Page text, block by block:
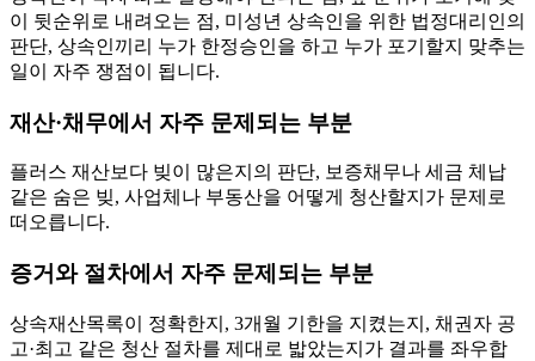
이 뒷순위로 내려오는 점, 미성년 상속인을 위한 법정대리인의
판단, 상속인끼리 누가 한정승인을 하고 누가 포기할지 맞추는
일이 자주 쟁점이 됩니다.
재산·채무에서 자주 문제되는 부분
플러스 재산보다 빚이 많은지의 판단, 보증채무나 세금 체납
같은 숨은 빚, 사업체나 부동산을 어떻게 청산할지가 문제로
떠오릅니다.
증거와 절차에서 자주 문제되는 부분
상속재산목록이 정확한지, 3개월 기한을 지켰는지, 채권자 공
고·최고 같은 청산 절차를 제대로 밟았는지가 결과를 좌우합